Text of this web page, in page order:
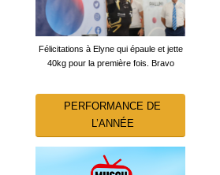
Félicitations à Elyne qui épaule et jette
40kg pour la première fois. Bravo
PERFORMANCE DE
L’ANNÉE